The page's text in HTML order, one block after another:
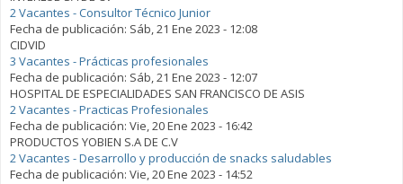
2 Vacantes - Consultor Técnico Junior
Fecha de publicación: Sáb, 21 Ene 2023 - 12:08
CIDVID
3 Vacantes - Prácticas profesionales
Fecha de publicación: Sáb, 21 Ene 2023 - 12:07
HOSPITAL DE ESPECIALIDADES SAN FRANCISCO DE ASIS
2 Vacantes - Practicas Profesionales
Fecha de publicación: Vie, 20 Ene 2023 - 16:42
PRODUCTOS YOBIEN S.A DE C.V
2 Vacantes - Desarrollo y producción de snacks saludables
Fecha de publicación: Vie, 20 Ene 2023 - 14:52